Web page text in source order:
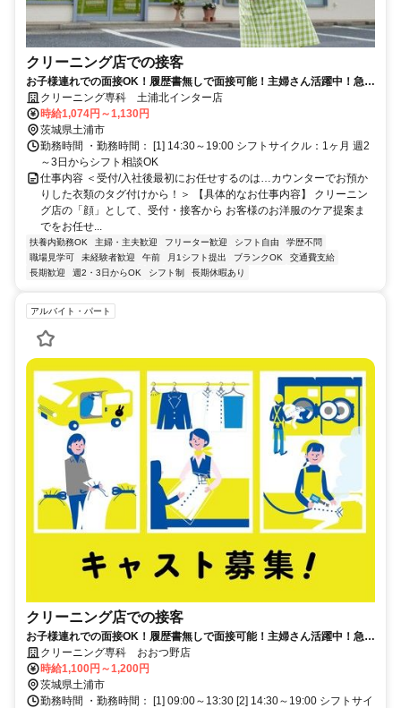
クリーニング店での接客
お子様連れでの面接OK！履歴書無しで面接可能！主婦さん活躍中！急な
体調不良もサポート体制万全！
クリーニング専科 土浦北インター店
時給1,074円～1,130円
茨城県土浦市
勤務時間 ・勤務時間： [1] 14:30～19:00 シフトサイクル：1ヶ月 週2
～3日からシフト相談OK
仕事内容 ＜受付/入社後最初にお任せするのは…カウンターでお預か
りした衣類のタグ付けから！＞ 【具体的なお仕事内容】 クリーニン
グ店の「顔」として、受付・接客から お客様のお洋服のケア提案ま
でをお任せ...
扶養内勤務OK 主婦・主夫歓迎 フリーター歓迎 シフト自由
学歴不問
職場見学可
未経験者歓迎 午前 月1シフト提出 ブランクOK
交通費支給
長期歓迎
週2・3日からOK シフト制 長期休暇あり
アルバイト・パート
クリーニング店での接客
お子様連れでの面接OK！履歴書無しで面接可能！主婦さん活躍中！急な
体調不良もサポート体制万全！
クリーニング専科 おおつ野店
時給1,100円～1,200円
茨城県土浦市
勤務時間 ・勤務時間： [1] 09:00～13:30 [2] 14:30～19:00 シフトサイ